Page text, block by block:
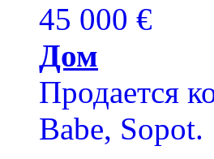
45 000 €
Дом
Продается
Babe, Sopot.